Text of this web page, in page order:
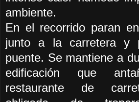
ambiente.
En el recorrido paran
junto a la carretera y
puente. Se mantiene a
edificación que
restaurante de